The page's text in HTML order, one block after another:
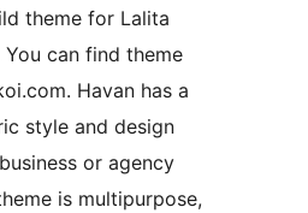
theme for Lalita
You can find theme
Havan has a
style and design
or agency
is multipurpose,